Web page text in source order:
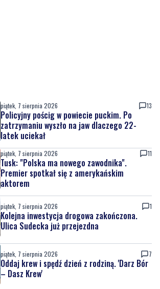
piątek, 7 sierpnia 2026 13
Policyjny pościg w powiecie puckim. Po
zatrzymaniu wyszło na jaw dlaczego 22-
latek uciekał
piątek, 7 sierpnia 2026 11
Tusk: "Polska ma nowego zawodnika".
Premier spotkał się z amerykańskim
aktorem
piątek, 7 sierpnia 2026 1
Kolejna inwestycja drogowa zakończona.
Ulica Sudecka już przejezdna
piątek, 7 sierpnia 2026 7
Oddaj krew i spędź dzień z rodziną. 'Darz Bór
– Dasz Krew'